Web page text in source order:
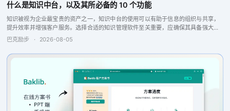
什么是知识中台，以及其所必备的 10 个功能
知识被视为企业最宝贵的资产之一，知识中台的使用可以有助于信息的组织与共享，
提升效率并增强客户服务。选择合适的知识管理软件至关重要，应确保其具备强大的
搜索引擎、问答引擎以及报告分析和反馈功能，这些特点将提升团队的协作与生产
巴克励步 · 2026-08-05